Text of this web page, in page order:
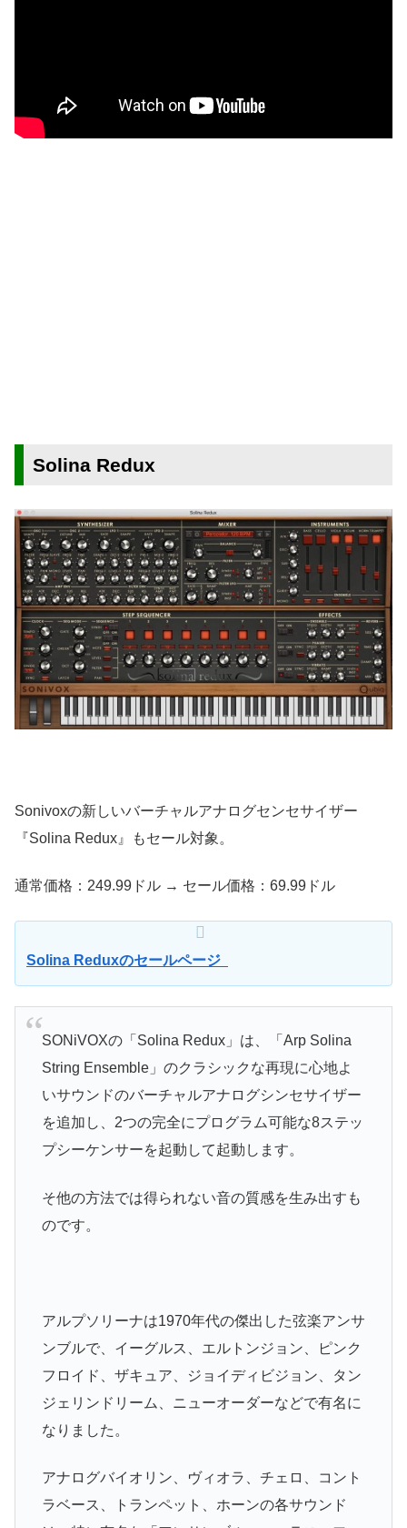
Solina Redux
Sonivoxの新しいバーチャルアナログセンセサイザー
『Solina Redux』もセール対象。
通常価格：249.99ドル → セール価格：69.99ドル
Solina Reduxのセールページ
SONiVOXの「Solina Redux」は、「Arp Solina
String Ensemble」のクラシックな再現に心地よ
いサウンドのバーチャルアナログシンセサイザー
を追加し、2つの完全にプログラム可能な8ステッ
プシーケンサーを起動して起動します。
そ他の方法では得られない音の質感を生み出すも
のです。
アルプソリーナは1970年代の傑出した弦楽アンサ
ンブルで、イーグルス、エルトンジョン、ピンク
フロイド、ザキュア、ジョイディビジョン、タン
ジェリンドリーム、ニューオーダーなどで有名に
なりました。
アナログバイオリン、ヴィオラ、チェロ、コント
ラベース、トランペット、ホーンの各サウンド